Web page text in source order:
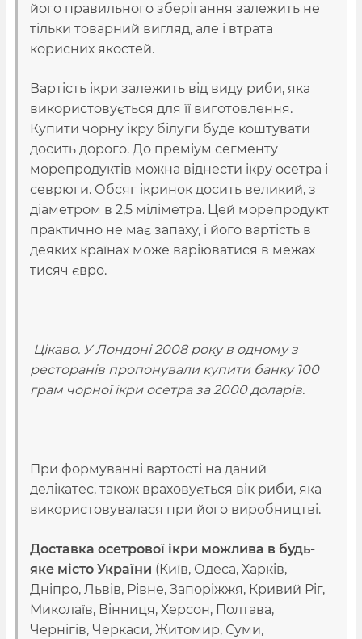
його правильного зберігання залежить не
тільки товарний вигляд, але і втрата
корисних якостей.
Вартість ікри залежить від виду риби, яка
використовується для її виготовлення.
Купити чорну ікру білуги буде коштувати
досить дорого. До преміум сегменту
морепродуктів можна віднести ікру осетра і
севрюги. Обсяг ікринок досить великий, з
діаметром в 2,5 міліметра. Цей морепродукт
практично не має запаху, і його вартість в
деяких країнах може варіюватися в межах
тисяч євро.
Цікаво. У Лондоні 2008 року в одному з
ресторанів пропонували купити банку 100
грам чорної ікри осетра за 2000 доларів.
При формуванні вартості на даний
делікатес, також враховується вік риби, яка
використовувалася при його виробництві.
Доставка осетрової ікри можлива в будь-
яке місто України (Київ, Одеса, Харків,
Дніпро, Львів, Рівне, Запоріжжя, Кривий Ріг,
Миколаїв, Вінниця, Херсон, Полтава,
Чернігів, Черкаси, Житомир, Суми,